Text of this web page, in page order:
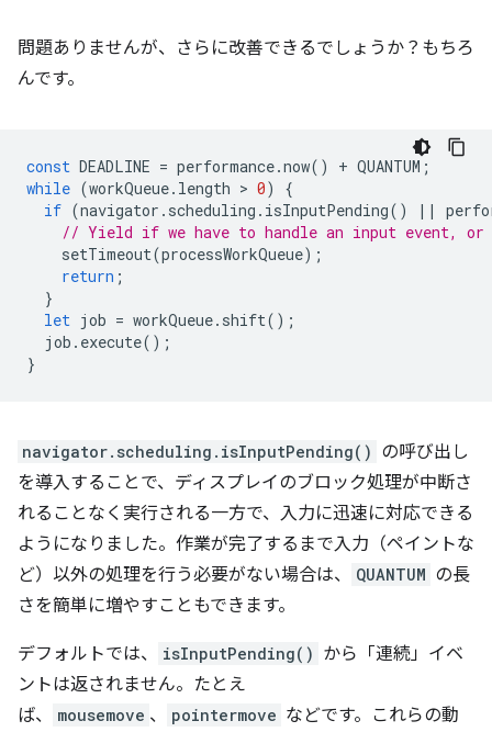
問題ありませんが、さらに改善できるでしょうか？もちろ
んです。
const DEADLINE = performance.now() + QUANTUM ;
while (workQueue. length > 0)
{
if (navigator . scheduling . isInputPending() ||
// Yield if we have to handle an input event,
setTimeout(processWorkQueue);
return ;
}
let job = workQueue. shift();
job . execute();
}
navigator.scheduling.isInputPending() の呼び出し
を導入することで、ディスプレイのブロック処理が中断さ
れることなく実行される一方で、入力に迅速に対応できる
ようになりました。作業が完了するまで入力（ペイントな
ど）以外の処理を行う必要がない場合は、
QUANTUM の長
さを簡単に増やすこともできます。
デフォルトでは、 isInputPending() から「連続」イベ
ントは返されません。たとえ
ば、
mousemove 、 pointermove などです。これらの動